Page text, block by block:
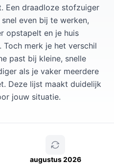
Een draadloze stofzuiger
even bij te werken,
opstapelt en je huis
merk je het verschil
past bij kleine, snelle
als je vaker meerdere
Deze lijst maakt duidelijk
jouw situatie.
augustus 2026